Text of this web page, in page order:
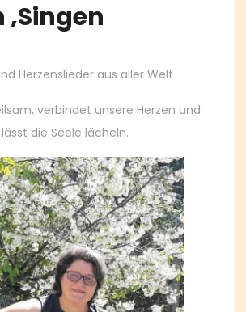
Herzenslieder aus aller Welt
verbindet unsere Herzen und
lässt die Seele lächeln.